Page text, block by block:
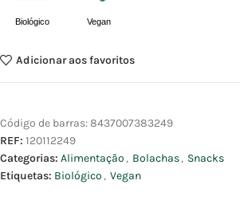
Biológico Vegan
Adicionar aos favoritos
Código de barras:8437007383249
REF: 120112249
Categorias: Alimentação , Bolachas, Snacks
Etiquetas: Biológico , Vegan